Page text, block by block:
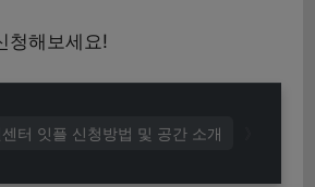
청해보세요!
터 잇플 신청방법 및 공간 소개